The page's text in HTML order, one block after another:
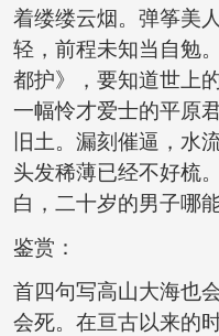
着缕缕云烟。弹筝美
轻，前程未知当自勉
都护》，要知道世上
一幅怜才爱士的平原
旧土。漏刻催逼，水
头发稀薄已经不好梳
白，二十岁的男子哪
鉴赏：
首四句写高山大海也
会死。在亘古以来的